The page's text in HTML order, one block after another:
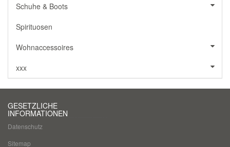
Schuhe & Boots
Spirituosen
Wohnaccessoires
xxx
GESETZLICHE
INFORMATIONEN
Datenschutz
Sitemap